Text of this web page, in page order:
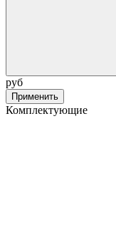
руб
Применить
Комплектующие